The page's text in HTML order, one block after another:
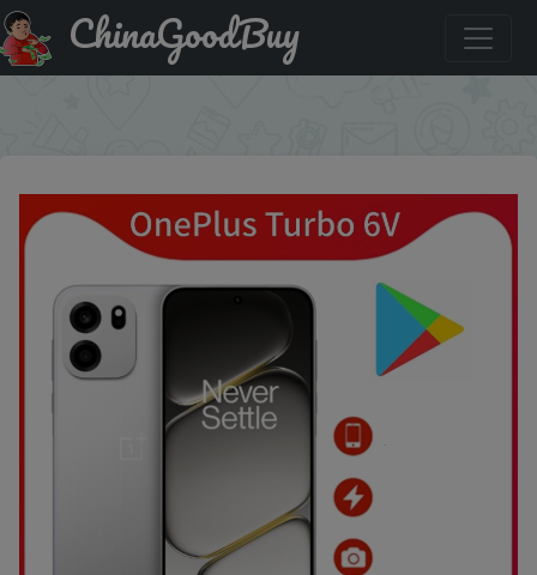
Купить с промокодом :MYUA30 Oneplus Turbo 6V
Mobile PhoneChinaGoodBuy